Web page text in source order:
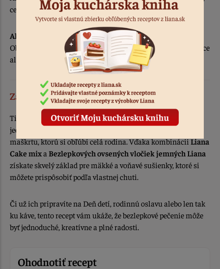
cesta pred pečením.
Aké prísady sa do cookies hodia najviac?
Obľúbené sú kúsky čokolády, orechy, farebné cukríky, brusnice
alebo orieškové maslo.
Záver
Tieto bezlepkové cookies sú dôkazom, že aj z niekoľkých
jednoduchých surovín možno pripraviť chutnú domácu
maškrtu, ktorú si obľúbi celá rodina. Vďaka kombináciiLiana
Cake mixa Bezlepkových ovsených vločiek jemných Liana
získate skvelý základ pre mäkké a voňavé sušienky, ktoré si
môžete prispôsobiť podľa vlastnej chuti.
Či už ich pripravíte na Deň detí, rodinnú oslavu alebo len tak
ku káve, tento recept vám ukáže, že bezlepkové pečenie môže
byť jednoduché, kreatívne a plné radosti.
Ohodnotiť recept